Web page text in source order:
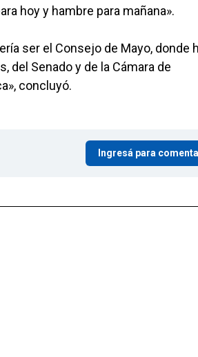
hoy y hambre para mañana».
ser el Consejo de Mayo, donde
del Senado y de la Cámara de
concluyó.
Ingresá para